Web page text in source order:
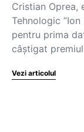
Cristian Oprea,
Tehnologic
pentru prima
câștigat
Vezi articolul